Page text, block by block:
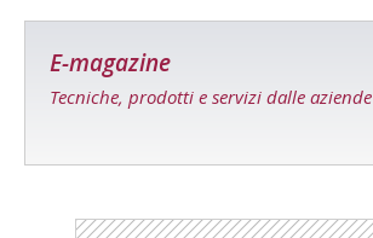
E-magazine
Tecniche, prodotti e servizi dalle aziende